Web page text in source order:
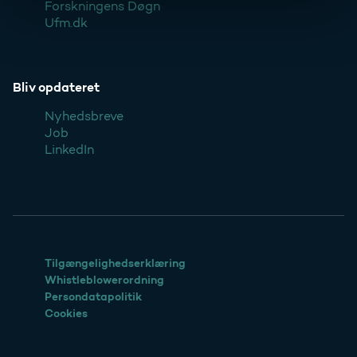
Forskningens Døgn
Ufm.dk
Bliv opdateret
Nyhedsbreve
Job
LinkedIn
Tilgængelighedserklæring
Whistleblowerordning
Persondatapolitik
Cookies